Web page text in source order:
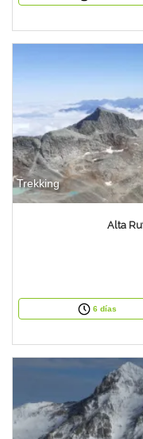
Trekking
Alta
6 días